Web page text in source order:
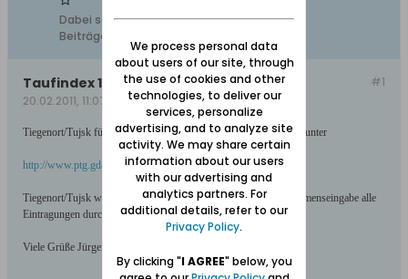
Dabei seit:11.02.2008
Beiträge:
#1
Taufindex 1685 bis 1702 Tiegenort/Tujsk
20.02.2011, 11:07
Tiegenort/Tujsk für die Jahre 1685 bis 1702 eine Index-Taufdatei unter
http://www.ptg.gda.pl/index.php/certificate/action/searchB
Tiegenort/Tujsk wählen und dann Namen eingeben oder ohne Namenseingabe alle
Eintragungen durchblättern!
Viele Grüße Jürgen
We process personal data
about users of our site, through
the use of cookies and other
technologies, to deliver our
services, personalize
advertising, and to analyze site
activity. We may share certain
information about our users
with our advertising and
analytics partners. For
additional details, refer to our
Privacy Policy.
By clicking "I AGREE" below, you